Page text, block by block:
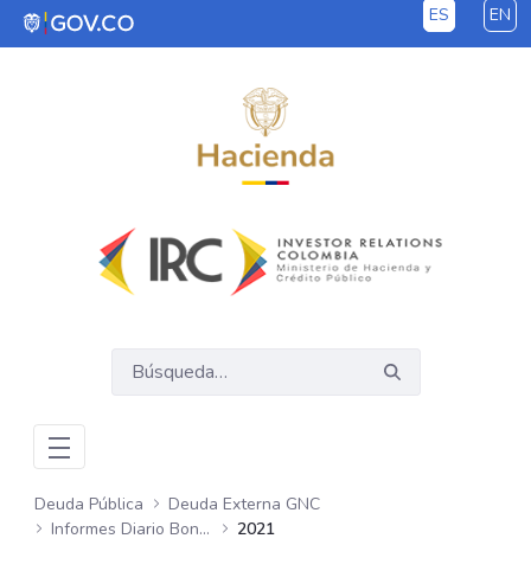
Saltar al contenido principal ES EN
Deuda Pública
Deuda Externa GNC
Informes Diario Bonos Globales
2021